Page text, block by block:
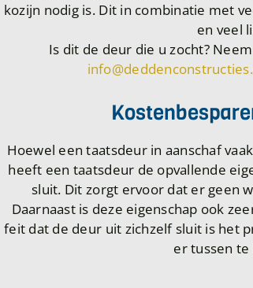
kozijn nodig is. Dit in combinatie met
en veel
Is dit de deur die u zocht?
Hoewel een taatsdeur in aanschaf
heeft een taatsdeur de opvallende
sluit. Dit zorgt ervoor dat er geen
Daarnaast is deze eigenschap ook
feit dat de deur uit zichzelf sluit is het
er tussen te